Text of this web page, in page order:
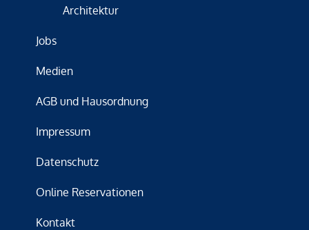
Architektur
Jobs
Medien
AGB und Hausordnung
Impressum
Datenschutz
Online Reservationen
Kontakt